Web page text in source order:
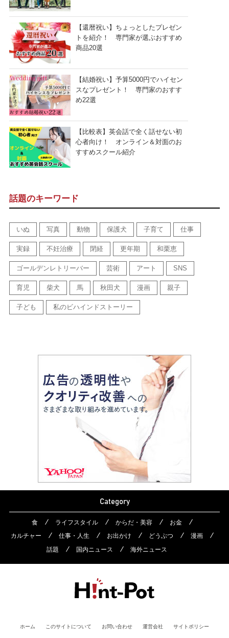
【還暦祝い】ちょっとしたプレゼン
トを紹介！ 専門家が選ぶおすすめ
商品20選
【結婚祝い】予算5000円でハイセン
スなプレゼント！ 専門家のおすす
め22選
【比較表】英会話で全く話せない初
心者向け！ オンライン＆対面のお
すすめスクール紹介
話題のキーワード
いぬ 写真 動物 保護犬 子育て 仕事
実録 不妊治療 閉経 更年期 和栗恵
ゴールデンレトリーバー 芸術 アート SNS
育児 柴犬 馬 秋田犬 漫画 親子
子ども 私のビハインドストーリー
Category
食 ライフスタイル からだ・美容
お金
カルチャー
仕事・人生 お出かけ どうぶつ
漫画
話題
国内ニュース 海外ニュース
ホーム このサイトについて お問い合わせ 運営会社 サイトポリシー